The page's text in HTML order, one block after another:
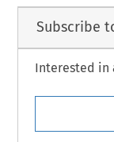
Subscribe
Interested in